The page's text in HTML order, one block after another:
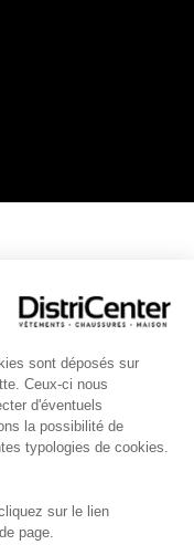
sont déposés sur
Ceux-ci nous
d'éventuels
la possibilité de
typologies de cookies.
sur le lien
page.